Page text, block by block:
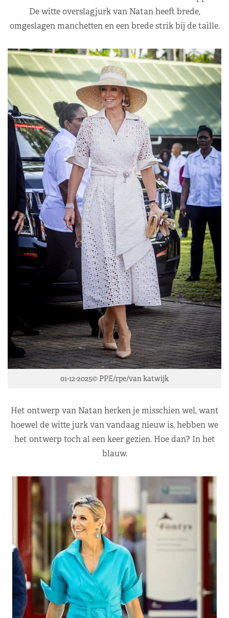
De witte overslagjurk van Natan heeft brede,
omgeslagen manchetten en een brede strik bij de taille.
01-12-2025© PPE/rpe/van katwijk
Het ontwerp van Natan herken je misschien wel, want
hoewel de witte jurk van vandaag nieuw is, hebben we
het ontwerp toch al een keer gezien. Hoe dan? In het
blauw.